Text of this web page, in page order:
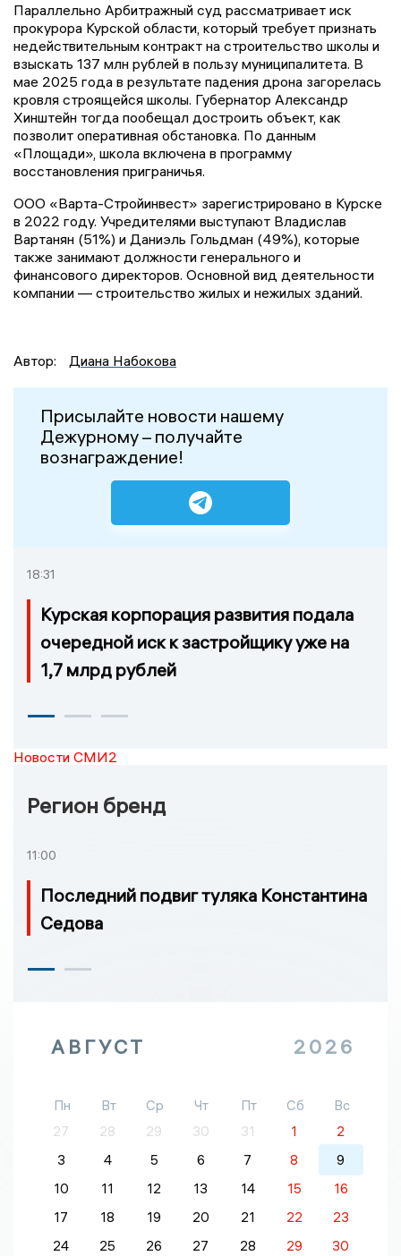
Параллельно Арбитражный суд рассматривает иск
прокурора Курской области, который требует признать
недействительным контракт на строительство школы и
взыскать 137 млн рублей в пользу муниципалитета. В
мае 2025 года в результате падения дрона загорелась
кровля строящейся школы. Губернатор Александр
Хинштейн тогда пообещал достроить объект, как
позволит оперативная обстановка. По данным
«Площади», школа включена в программу
восстановления приграничья.
ООО «Варта-Стройинвест» зарегистрировано в Курске
в 2022 году. Учредителями выступают Владислав
Вартанян (51%) и Даниэль Гольдман (49%), которые
также занимают должности генерального и
финансового директоров. Основной вид деятельности
компании — строительство жилых и нежилых зданий.
Автор: Диана Набокова
Присылайте новости нашему
Дежурному – получайте
вознаграждение!
18:31
Курская корпорация развития подала
очередной иск к застройщику уже на
1,7 млрд рублей
Новости СМИ2
Регион бренд
11:00
Последний подвиг туляка Константина
Седова
АВГУСТ 2026
Пн Вт Ср Чт Пт Сб
Вс
27
28 29 30 31 1
2
3
4 5 6 7 8
9
10
11 12 13 14 15
16
17
18 19 20 21 22
23
24
25 26 27 28 29
30